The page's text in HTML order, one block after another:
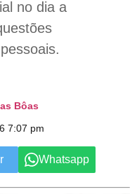
no dia a
Bôas
7:07 pm
Whatsapp